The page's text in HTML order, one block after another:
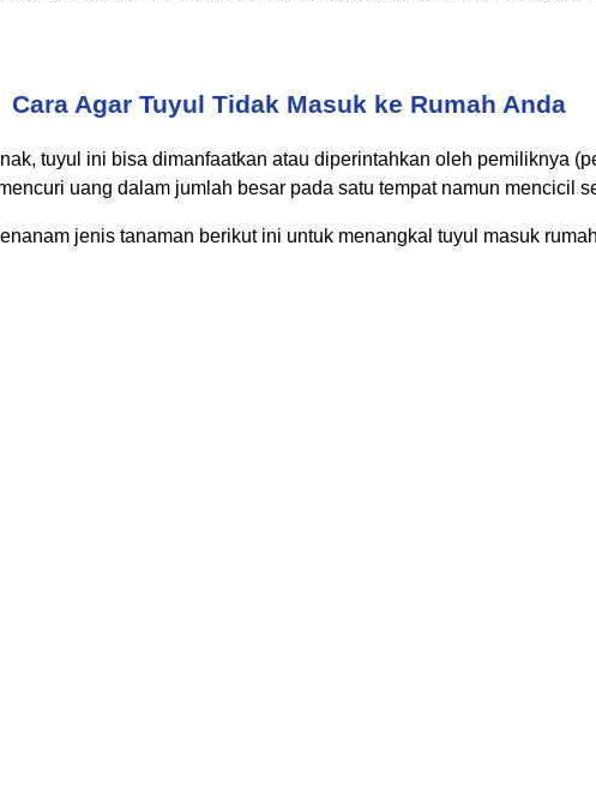
Cara Agar Tuyul Tidak Masuk ke Rumah Anda
tuyul ini bisa dimanfaatkan atau diperintahkan oleh pemiliknya
uang dalam jumlah besar pada satu tempat namun mencicil
jenis tanaman berikut ini untuk menangkal tuyul masuk